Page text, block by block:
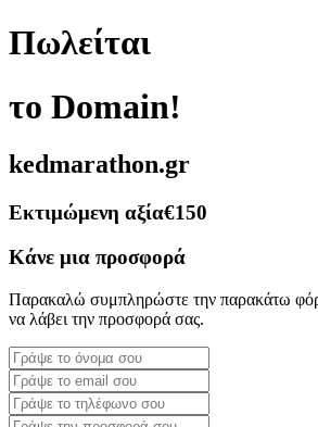
Πωλείται
το Domain!
kedmarathon.gr
Εκτιμώμενη αξία€150
Κάνε μια προσφορά
Παρακαλώ συμπληρώστε την παρακάτω
να λάβει την προσφορά σας.